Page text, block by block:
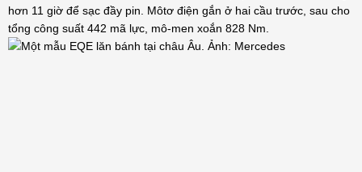
hơn 11 giờ để sạc đầy pin. Môtơ điện gắn ở hai cầu trước, sau cho
tổng công suất 442 mã lực, mô-men xoắn 828 Nm.